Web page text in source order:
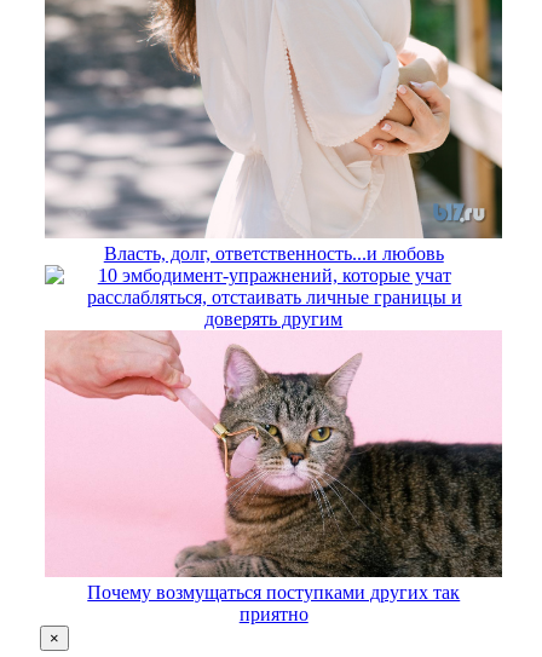
Власть, долг, ответственность...и любовь
10 эмбодимент-упражнений, которые учат
расслабляться, отстаивать личные границы и
доверять другим
Почему возмущаться поступками других так
приятно
×